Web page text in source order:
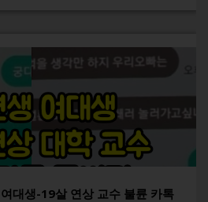
대생-19살 연상 교수 불륜 카톡